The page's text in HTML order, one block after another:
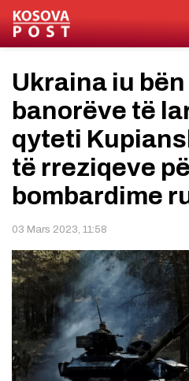
Ukraina iu
banorëve të
qyteti
të rreziqeve
bombardime
03 Mars 2023, 11:58